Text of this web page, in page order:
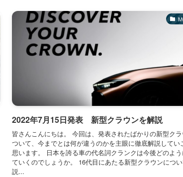
2022年7月15日発表 新型クラウンを解説
皆さんこんにちは。 今回は、発表されたばかりの新型ク
ついて、今までとは何が違うのかを主眼に徹底解説してい
思います。 日本を誇る車の代名詞クランクは今後どのよう
ていくのでしょうか。 16代目にあたる新型クラウンにつ
説...